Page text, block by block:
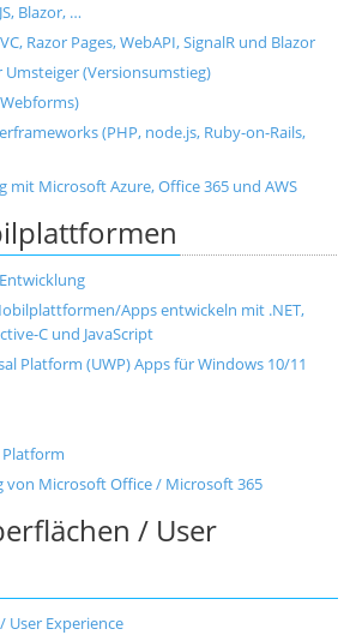
Blazor, …
Razor Pages, WebAPI, SignalR und Blazor
Umsteiger (Versionsumstieg)
(PHP, node.js, Ruby-on-Rails,
mit Microsoft Azure, Office 365 und AWS
Apps entwickeln mit .NET,
C und JavaScript
Platform (UWP) Apps für Windows 10/11
von Microsoft Office / Microsoft 365
/ User
User Experience